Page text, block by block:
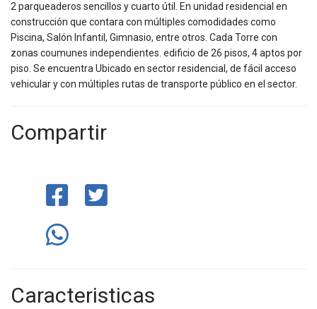
2 parqueaderos sencillos y cuarto útil. En unidad residencial en
construcción que contara con múltiples comodidades como
Piscina, Salón Infantil, Gimnasio, entre otros. Cada Torre con
zonas coumunes independientes. edificio de 26 pisos, 4 aptos por
piso. Se encuentra Ubicado en sector residencial, de fácil acceso
vehicular y con múltiples rutas de transporte público en el sector.
Compartir
Caracteristicas